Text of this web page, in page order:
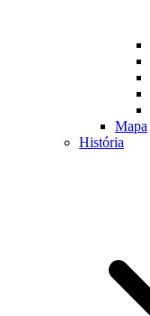
Mapa
História